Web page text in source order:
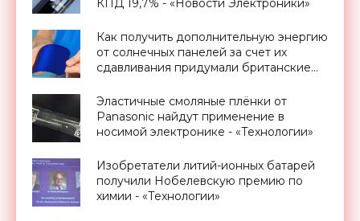
КПД 19,7% - «Новости Электроники»
Как получить дополнительную энергию
от солнечных панелей за счет их
сдавливания придумали британские
Эластичные смоляные плёнки от
Panasonic найдут применение в
носимой электронике - «Технологии»
Изобретатели литий-ионных батарей
получили Нобелевскую премию по
химии - «Технологии»